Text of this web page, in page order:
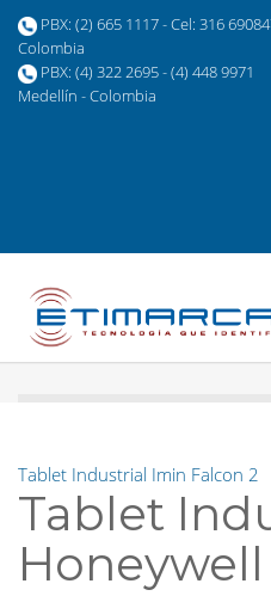
PBX: (2) 665 1117 - Cel: 316
Colombia
PBX: (4) 322 2695 - (4) 448 9971
Medellín - Colombia
Tablet Industrial Imin Falcon 2
Tablet
Honeywell